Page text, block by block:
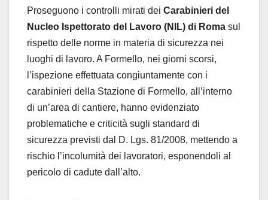
Proseguono i controlli mirati dei Carabinieri del
Nucleo Ispettorato del Lavoro (NIL) di Roma sul
rispetto delle norme in materia di sicurezza nei
luoghi di lavoro. A Formello, nei giorni scorsi,
l’ispezione effettuata congiuntamente con i
carabinieri della Stazione di Formello, all’interno
di un’area di cantiere, hanno evidenziato
problematiche e criticità sugli standard di
sicurezza previsti dal D. Lgs. 81/2008, mettendo a
rischio l’incolumità dei lavoratori, esponendoli al
pericolo di cadute dall’alto.